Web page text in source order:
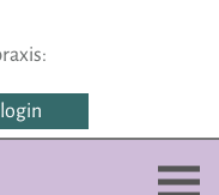
login